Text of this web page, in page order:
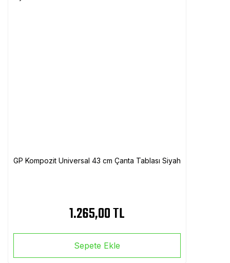
GP Kompozit Universal 43 cm Çanta Tablası Siyah
1.265,00 TL
Sepete Ekle